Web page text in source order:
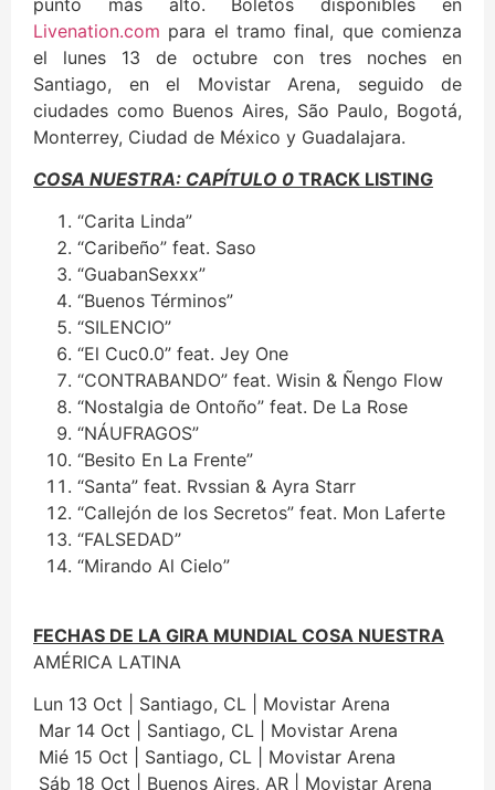
Livenation.com para el tramo final, que comienza
el lunes 13 de octubre con tres noches en
Santiago, en el Movistar Arena, seguido de
ciudades como Buenos Aires, São Paulo, Bogotá,
Monterrey, Ciudad de México y Guadalajara.
COSA NUESTRA: CAPÍTULO 0 TRACK LISTING
“Carita Linda”
“Caribeño” feat. Saso
“GuabanSexxx”
“Buenos Términos”
“SILENCIO”
“El Cuc0.0” feat. Jey One
“CONTRABANDO” feat. Wisin & Ñengo Flow
“Nostalgia de Ontoño” feat. De La Rose
“NÁUFRAGOS”
“Besito En La Frente”
“Santa” feat. Rvssian & Ayra Starr
“Callejón de los Secretos” feat. Mon Laferte
“FALSEDAD”
“Mirando Al Cielo”
FECHAS DE LA GIRA MUNDIAL COSA NUESTRA
AMÉRICA LATINA
Lun 13 Oct | Santiago, CL | Movistar Arena
Mar 14 Oct | Santiago, CL | Movistar Arena
Mié 15 Oct | Santiago, CL | Movistar Arena
Sáb 18 Oct | Buenos Aires, AR | Movistar Arena